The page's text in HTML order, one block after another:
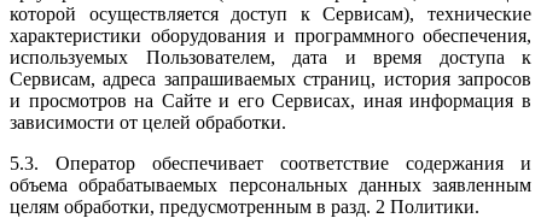
которой осуществляется доступ к Сервисам), технические
характеристики оборудования и программного обеспечения,
используемых Пользователем, дата и время доступа к
Сервисам, адреса запрашиваемых страниц, история запросов
и просмотров на Сайте и его Сервисах, иная информация в
зависимости от целей обработки.
5.3. Оператор обеспечивает соответствие содержания и
объема обрабатываемых персональных данных заявленным
целям обработки, предусмотренным в разд. 2 Политики.